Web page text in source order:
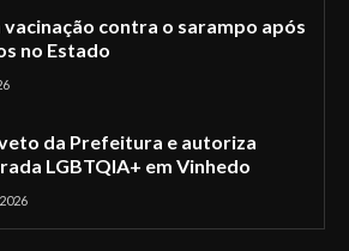
contra o sarampo após
no Estado
da Prefeitura e autoriza
LGBTQIA+ em Vinhedo